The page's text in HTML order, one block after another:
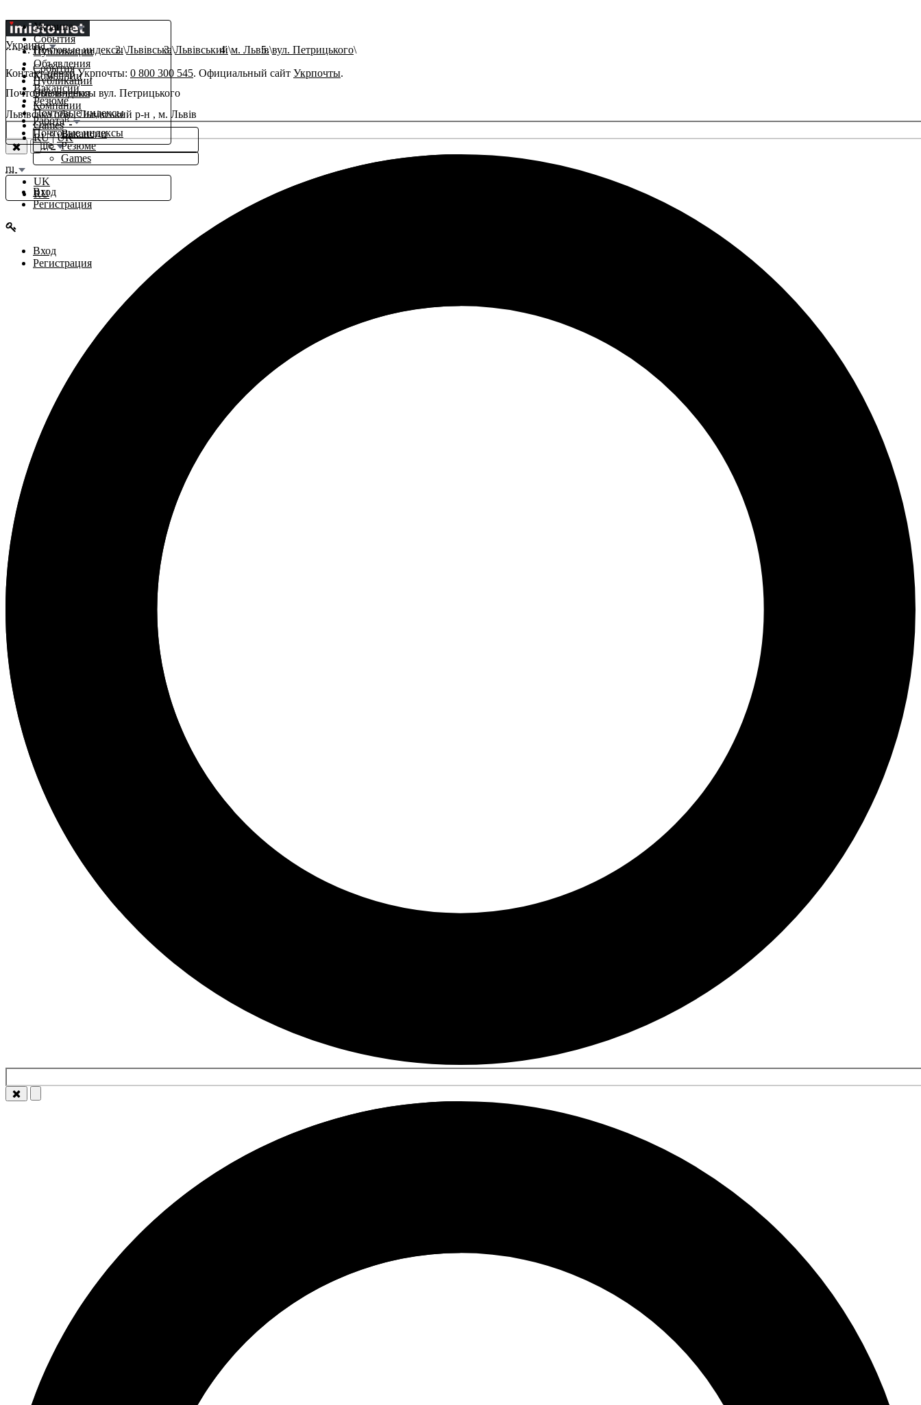
Украина
События
Публикации
Объявления
Компании
Вакансии
Резюме
Почтовые индексы
Games
RU|UK
Украина
События
Публикации
Объявления
Компании
Работаβ
Вакансии
Резюме
Почтовые индексы
Еще
Games
ru
UK
RU
Вход
Регистрация
Вход
Регистрация
Почтовые индексы Львівська Львівський м. Львів вул. Петрицького
Контакт-центр Укрпочты: 0 800 300 545. Официальный сайт Укрпочты.
Почтовые индексы вул. Петрицького
Львівська обл., Львівський р-н , м. Львів